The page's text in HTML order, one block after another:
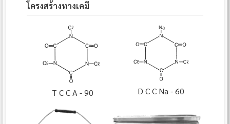
โครงสร้างทางเคมี
T C C A - 90 D C C Na - 60